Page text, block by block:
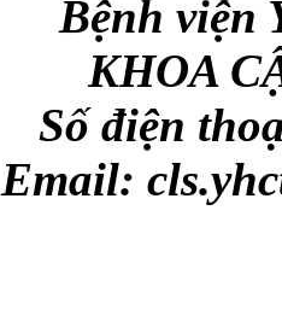
Bệnh viện
KHOA
Số điện
Email: